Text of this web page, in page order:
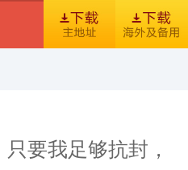
要我足够抗封，